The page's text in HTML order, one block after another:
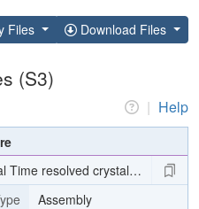
Files Download Files
(S3)
| Help
Time resolved crystallography
Assembly